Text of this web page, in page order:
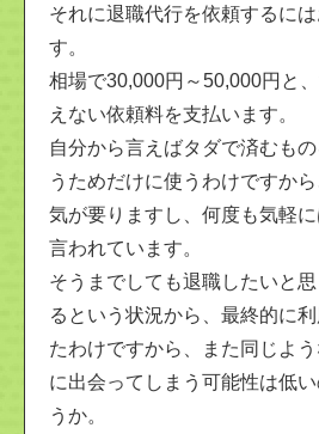
それに退職代行を依頼するに
す。
相場で30,000円～50,000円と
えない依頼料を支払います。
自分から言えばタダで済むも
うためだけに使うわけですか
気が要りますし、何度も気軽
言われています。
そうまでしても退職したいと
るという状況から、最終的に
たわけですから、また同じよ
に出会ってしまう可能性は低
うか。